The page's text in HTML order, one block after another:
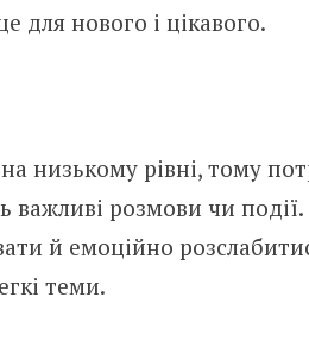
для нового і цікавого.
на низькому рівні, тому
важливі розмови чи
й емоційно
теми.